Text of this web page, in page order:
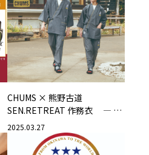
CHUMS × 熊野古道
SEN.RETREAT 作務衣 ― 熊
野古道の旅を、もっと快適に
2025.03.27